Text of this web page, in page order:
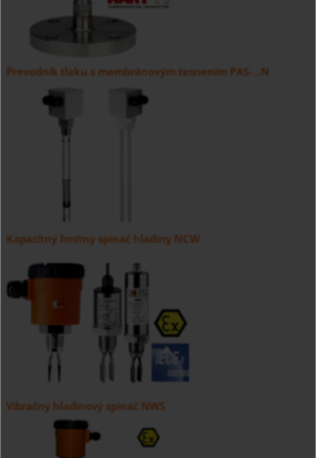
Prevodník tlaku s membránovým tesnením PAS-...N
Kapacitný limitný spínač hladiny NCW
Vibračný hladinový spínač NWS